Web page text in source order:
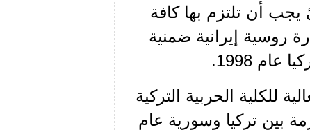
أن تلتزم بها كافة
روسية إيرانية ضمنية
1998.
للكلية الحربية التركية
بين تركيا وسورية عام